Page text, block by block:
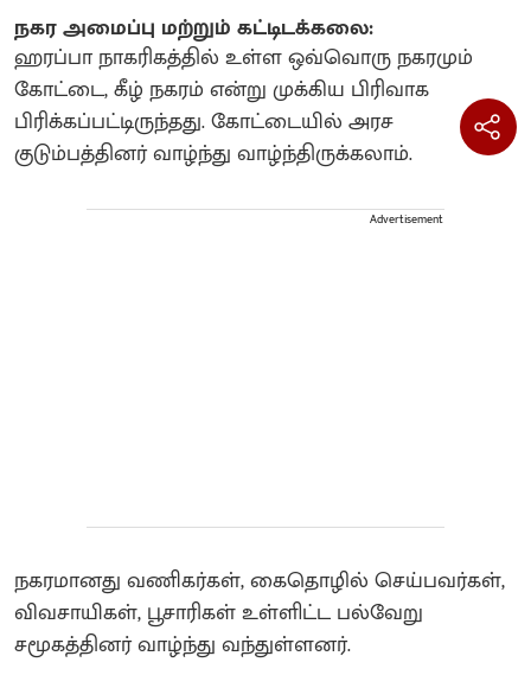
நகர அமைப்பு மற்றும் கட்டிடக்கலை:
ஹரப்பா நாகரிகத்தில் உள்ள ஒவ்வொரு நகரமும்
கோட்டை, கீழ் நகரம் என்று முக்கிய பிரிவாக
பிரிக்கப்பட்டிருந்தது. கோட்டையில் அரச
குடும்பத்தினர் வாழ்ந்து வாழ்ந்திருக்கலாம்.
Advertisement
நகரமானது வணிகர்கள், கைதொழில் செய்பவர்கள்,
விவசாயிகள், பூசாரிகள் உள்ளிட்ட பல்வேறு
சமூகத்தினர் வாழ்ந்து வந்துள்ளனர்.